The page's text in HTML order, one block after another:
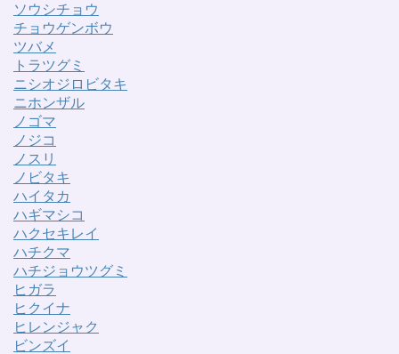
ソウシチョウ
チョウゲンボウ
ツバメ
トラツグミ
ニシオジロビタキ
ニホンザル
ノゴマ
ノジコ
ノスリ
ノビタキ
ハイタカ
ハギマシコ
ハクセキレイ
ハチクマ
ハチジョウツグミ
ヒガラ
ヒクイナ
ヒレンジャク
ビンズイ